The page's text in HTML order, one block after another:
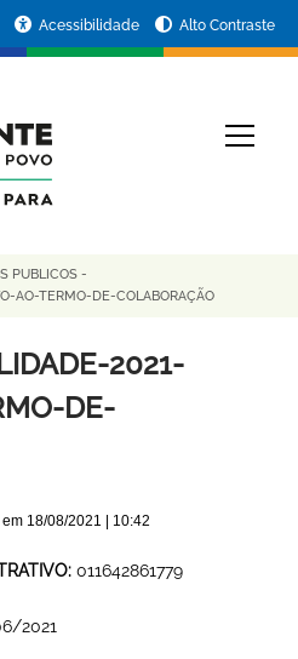
Acessibilidade Alto Contraste
PUBLICOS -
AO-TERMO-DE-COLABORAÇÃO
2021-
DE-
18/08/2021 | 10:42
011642861779
2021